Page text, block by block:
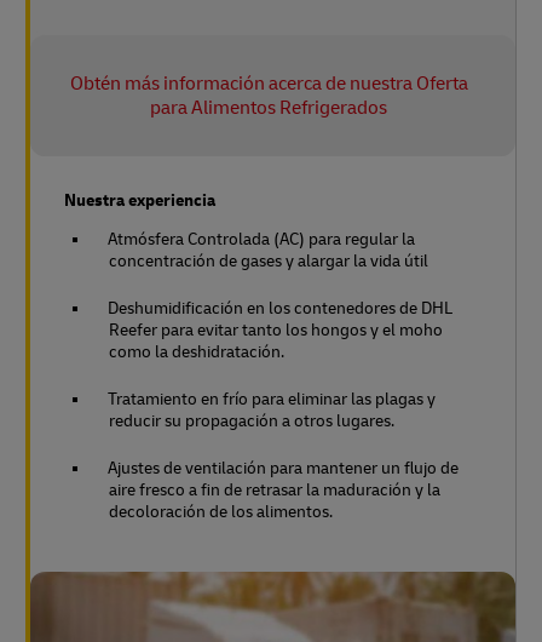
Obtén más información acerca de nuestra Oferta
para Alimentos Refrigerados
Nuestra experiencia
Atmósfera Controlada (AC) para regular la
concentración de gases y alargar la vida útil
Deshumidificación en los contenedores de DHL
Reefer para evitar tanto los hongos y el moho
como la deshidratación.
Tratamiento en frío para eliminar las plagas y
reducir su propagación a otros lugares.
Ajustes de ventilación para mantener un flujo de
aire fresco a fin de retrasar la maduración y la
decoloración de los alimentos.